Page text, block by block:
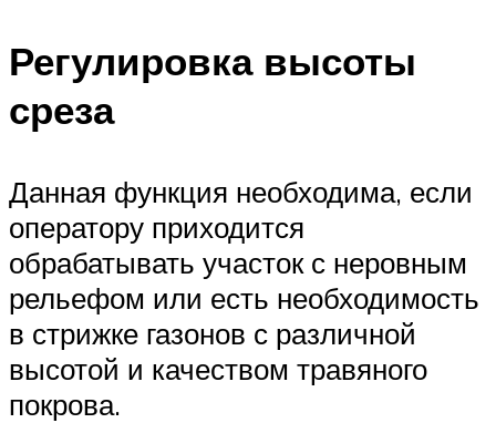
Регулировка высоты
среза
Данная функция необходима, если
оператору приходится
обрабатывать участок с неровным
рельефом или есть необходимость
в стрижке газонов с различной
высотой и качеством травяного
покрова.